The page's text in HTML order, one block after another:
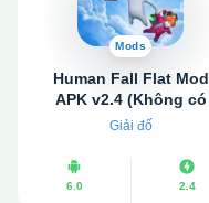
Mods
Human Fall Flat Mod
APK v2.4 (Không có
quảng cáo)
Giải đố
6.0 2.4